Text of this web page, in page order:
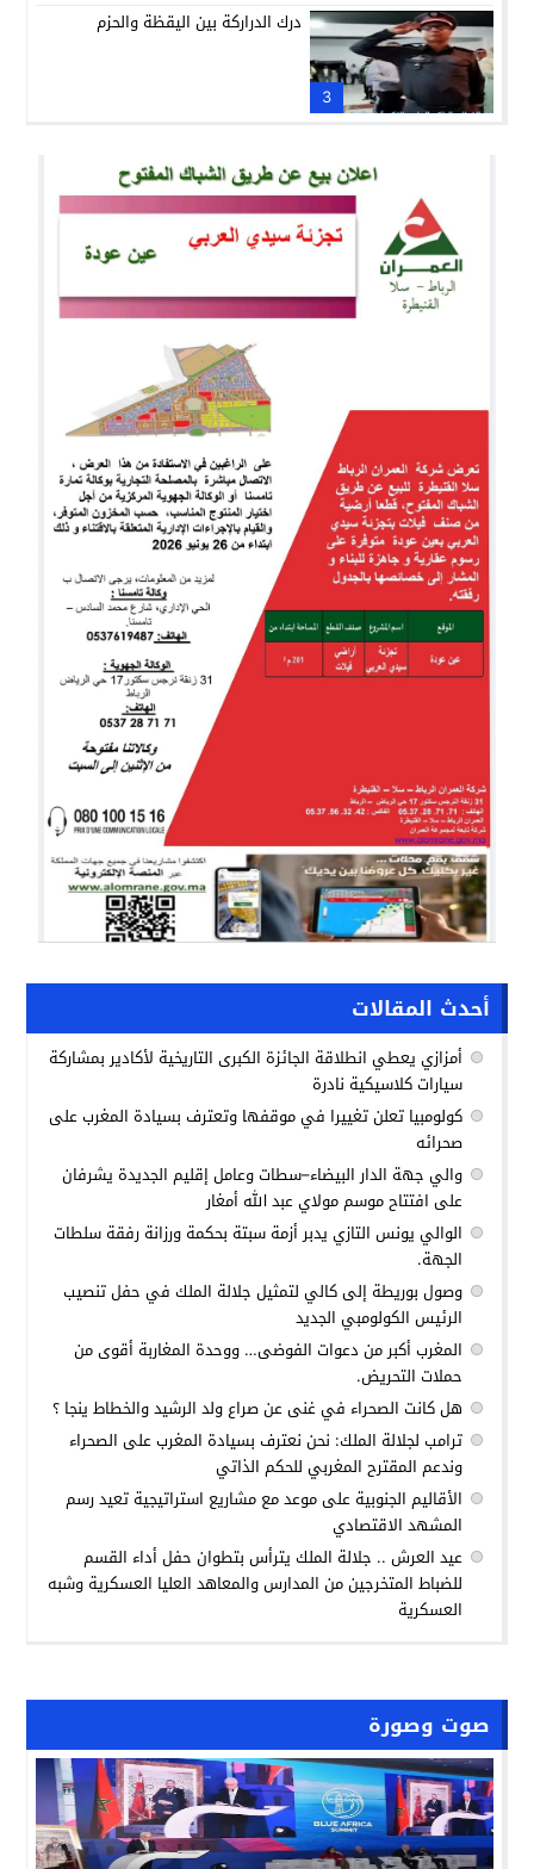
3
درك الدراركة بين اليقظة والحزم
صوت وصورة
أحدث المقالات
أمزازي يعطي انطلاقة الجائزة الكبرى التاريخية لأكادير بمشاركة
سيارات كلاسيكية نادرة
كولومبيا تعلن تغييرا في موقفها وتعترف بسيادة المغرب على
صحرائه
والي جهة الدار البيضاء–سطات وعامل إقليم الجديدة يشرفان
على افتتاح موسم مولاي عبد الله أمغار
الوالي يونس التازي يدبر أزمة سبتة بحكمة ورزانة رفقة سلطات
الجهة.
وصول بوريطة إلى كالي لتمثيل جلالة الملك في حفل تنصيب
الرئيس الكولومبي الجديد
المغرب أكبر من دعوات الفوضى… ووحدة المغاربة أقوى من
حملات التحريض.
هل كانت الصحراء في غنى عن صراع ولد الرشيد والخطاط ينجا ؟
ترامب لجلالة الملك: نحن نعترف بسيادة المغرب على الصحراء
وندعم المقترح المغربي للحكم الذاتي
الأقاليم الجنوبية على موعد مع مشاريع استراتيجية تعيد رسم
المشهد الاقتصادي
عيد العرش .. جلالة الملك يترأس بتطوان حفل أداء القسم
للضباط المتخرجين من المدارس والمعاهد العليا العسكرية وشبه
العسكرية